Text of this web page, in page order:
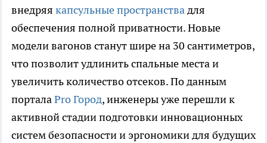
внедряя капсульные пространствадля
обеспечения полной приватности. Новые
модели вагонов станут шире на 30 сантиметров,
что позволит удлинить спальные места и
увеличить количество отсеков. По данным
порталаPro Город, инженеры уже перешли к
активной стадии подготовки инновационных
систем безопасности и эргономики для будущих